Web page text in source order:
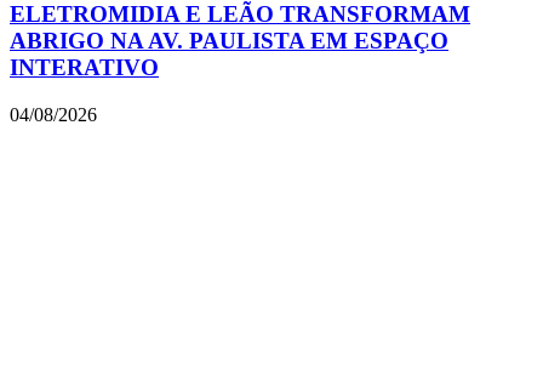
ELETROMIDIA E LEÃO TRANSFORMAM
ABRIGO NA AV. PAULISTA EM ESPAÇO
INTERATIVO
04/08/2026